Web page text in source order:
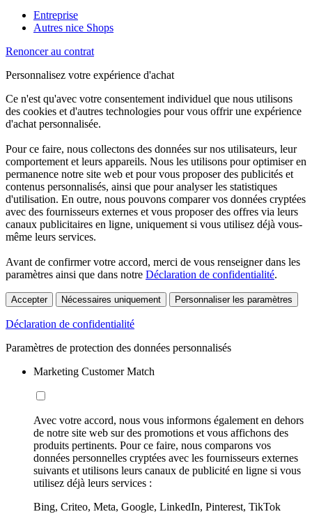
Entreprise
Autres nice Shops
Renoncer au contrat
Personnalisez votre expérience d'achat
Ce n'est qu'avec votre consentement individuel que nous utilisons
des cookies et d'autres technologies pour vous offrir une expérience
d'achat personnalisée.
Pour ce faire, nous collectons des données sur nos utilisateurs, leur
comportement et leurs appareils. Nous les utilisons pour optimiser en
permanence notre site web et pour vous proposer des publicités et
contenus personnalisés, ainsi que pour analyser les statistiques
d'utilisation. En outre, nous pouvons comparer vos données cryptées
avec des fournisseurs externes et vous proposer des offres via leurs
canaux publicitaires en ligne, uniquement si vous utilisez déjà vous-
même leurs services.
Avant de confirmer votre accord, merci de vous renseigner dans les
paramètres ainsi que dans notre Déclaration de confidentialité.
Accepter Nécessaires uniquement Personnaliser les paramètres
Déclaration de confidentialité
Paramètres de protection des données personnalisés
Marketing Customer Match
Avec votre accord, nous vous informons également en dehors
de notre site web sur des promotions et vous affichons des
produits pertinents. Pour ce faire, nous comparons vos
données personnelles cryptées avec les fournisseurs externes
suivants et utilisons leurs canaux de publicité en ligne si vous
utilisez déjà leurs services :
Bing, Criteo, Meta, Google, LinkedIn, Pinterest, TikTok